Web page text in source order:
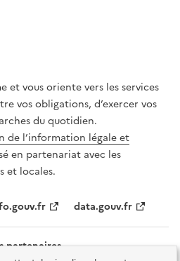
et vous oriente vers les services
vos obligations, d’exercer vos
du quotidien.
de l’information légale et
en partenariat avec les
et locales.
data.gouv.fr
partenaires